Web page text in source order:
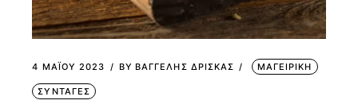
4 ΜΑΪ́ΟΥ 2023 BY ΒΑΓΓΕΛΗΣ ΔΡΙΣΚΑΣ ΜΑΓΕΙΡΙΚΗ
ΣΥΝΤΑΓΕΣ